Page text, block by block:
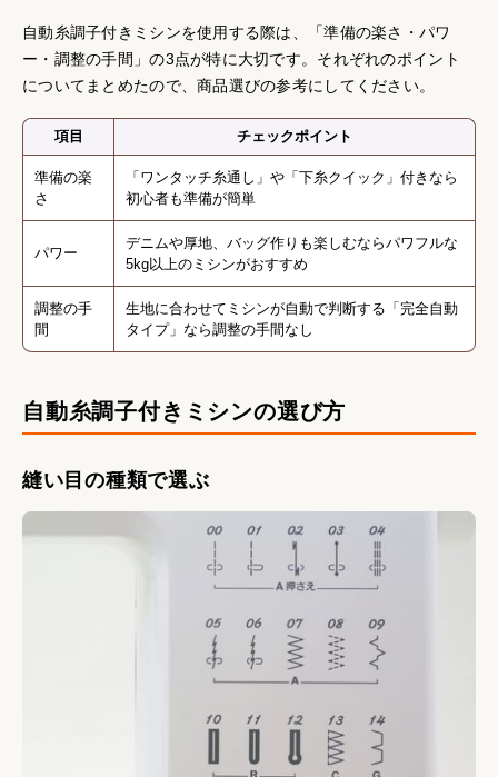
自動糸調子付きミシンを使用する際は、「準備の楽さ・パワ
ー・調整の手間」の3点が特に大切です。それぞれのポイント
についてまとめたので、商品選びの参考にしてください。
項目 チェックポイント
準備の楽
さ
「ワンタッチ糸通し」や「下糸クイック」付きなら
初心者も準備が簡単
パワー
デニムや厚地、バッグ作りも楽しむならパワフルな
5kg以上のミシンがおすすめ
調整の手
間
生地に合わせてミシンが自動で判断する「完全自動
タイプ」なら調整の手間なし
自動糸調子付きミシンの選び方
縫い目の種類で選ぶ